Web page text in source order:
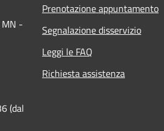
MN -
(dal
Prenotazione appuntamento
Segnalazione disservizio
Leggi le FAQ
Richiesta assistenza